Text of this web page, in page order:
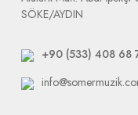
SÖKE/AYDIN
+90 (533) 408 68